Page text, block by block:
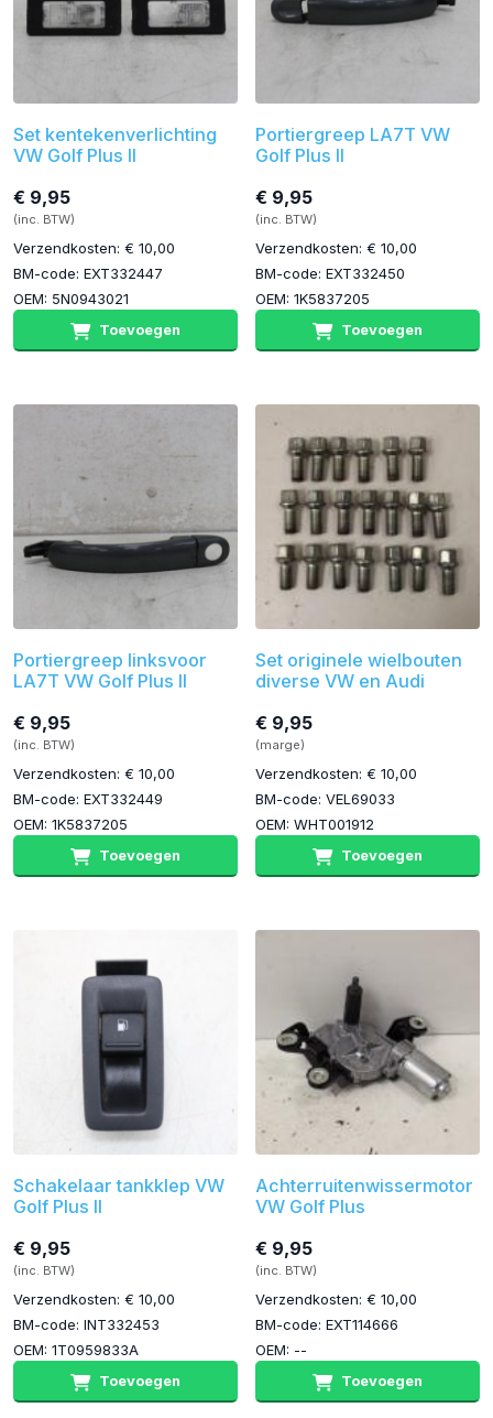
Set kentekenverlichting
VW Golf Plus II
€ 9,95
(inc. BTW)
Verzendkosten: € 10,00
BM-code: EXT332447
OEM: 5N0943021
Toevoegen
Portiergreep LA7T VW
Golf Plus II
€ 9,95
(inc. BTW)
Verzendkosten: € 10,00
BM-code: EXT332450
OEM: 1K5837205
Toevoegen
Portiergreep linksvoor
LA7T VW Golf Plus II
€ 9,95
(inc. BTW)
Verzendkosten: € 10,00
BM-code: EXT332449
OEM: 1K5837205
Toevoegen
Set originele wielbouten
diverse VW en Audi
€ 9,95
(marge)
Verzendkosten: € 10,00
BM-code: VEL69033
OEM: WHT001912
Toevoegen
Schakelaar tankklep VW
Golf Plus II
€ 9,95
(inc. BTW)
Verzendkosten: € 10,00
BM-code: INT332453
OEM: 1T0959833A
Toevoegen
Achterruitenwissermotor
VW Golf Plus
€ 9,95
(inc. BTW)
Verzendkosten: € 10,00
BM-code: EXT114666
OEM: --
Toevoegen